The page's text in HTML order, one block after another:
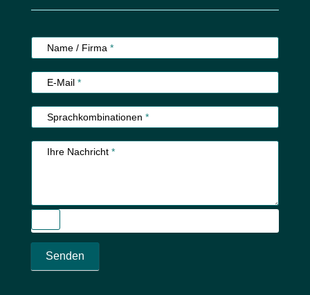
Name / Firma *
E-Mail *
Sprachkombinationen *
Ihre Nachricht *
Senden